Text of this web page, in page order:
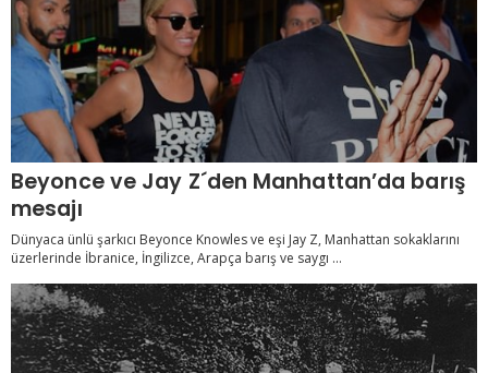
Beyonce ve Jay Z´den Manhattan’da barış
mesajı
Dünyaca ünlü şarkıcı Beyonce Knowles ve eşi Jay Z, Manhattan sokaklarını
üzerlerinde İbranice, İngilizce, Arapça barış ve saygı ...